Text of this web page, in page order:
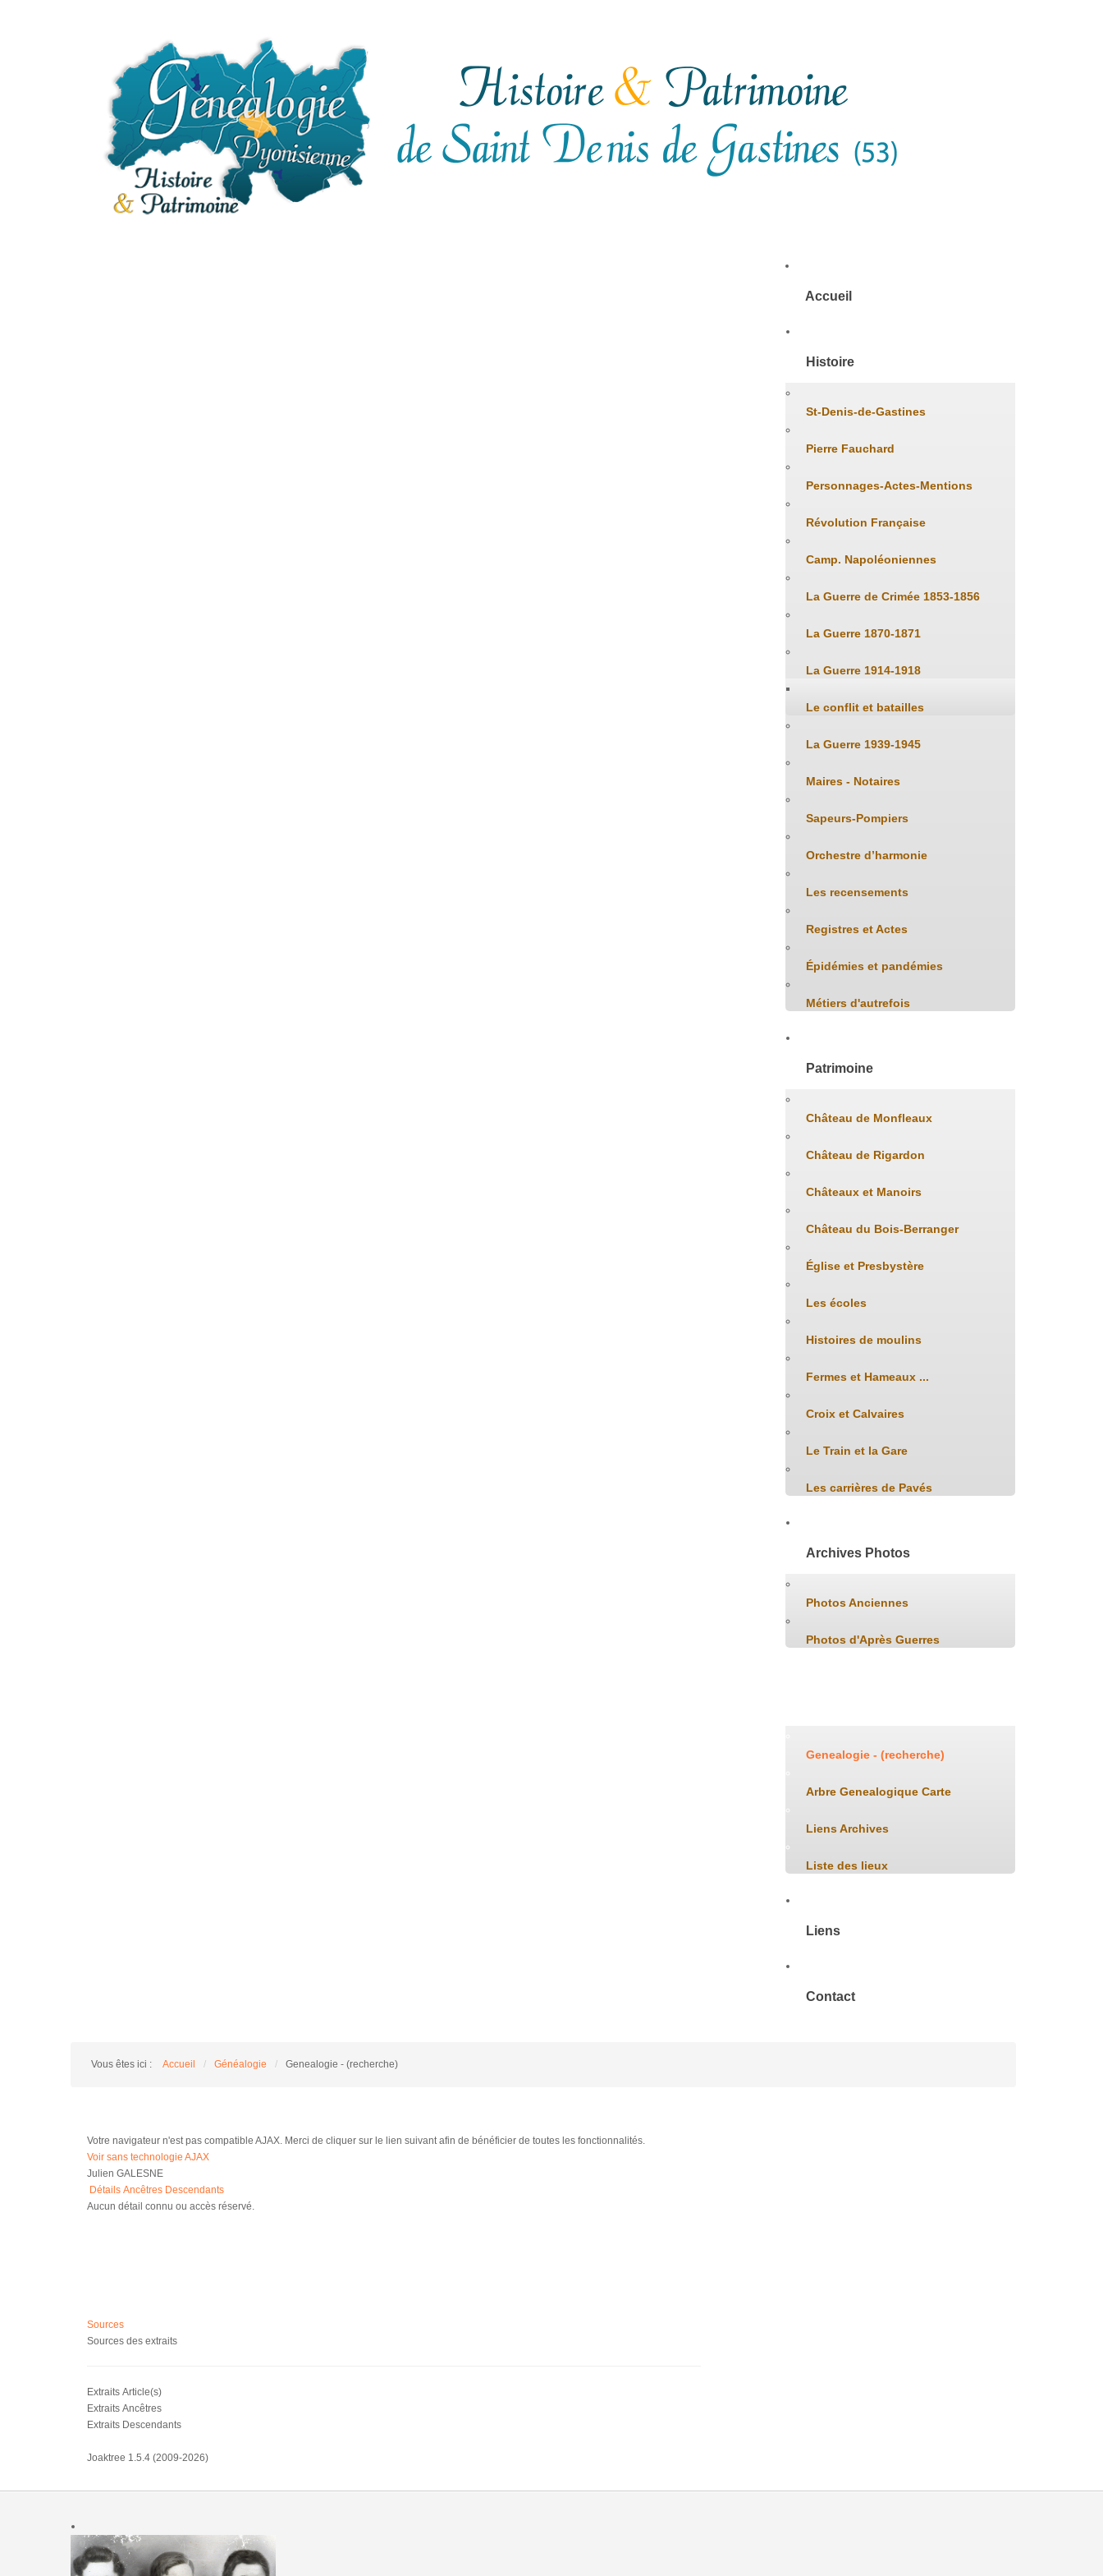
Accueil
Histoire
St-Denis-de-Gastines
Pierre Fauchard
Personnages-Actes-Mentions
Révolution Française
Camp. Napoléoniennes
La Guerre de Crimée 1853-1856
La Guerre 1870-1871
La Guerre 1914-1918
Le conflit et batailles
La Guerre 1939-1945
Maires - Notaires
Sapeurs-Pompiers
Orchestre d’harmonie
Les recensements
Registres et Actes
Épidémies et pandémies
Métiers d'autrefois
Patrimoine
Château de Monfleaux
Château de Rigardon
Châteaux et Manoirs
Château du Bois-Berranger
Église et Presbystère
Les écoles
Histoires de moulins
Fermes et Hameaux ...
Croix et Calvaires
Le Train et la Gare
Les carrières de Pavés
Archives Photos
Photos Anciennes
Photos d'Après Guerres
Genealogie - (recherche)
Arbre Genealogique Carte
Liens Archives
Liste des lieux
Liens
Contact
Vous êtes ici : Accueil / Généalogie / Genealogie - (recherche)
Votre navigateur n'est pas compatible AJAX. Merci de cliquer sur le lien suivant afin de bénéficier de toutes les fonctionnalités.
Voir sans technologie AJAX
Julien GALESNE
Détails Ancêtres Descendants
Aucun détail connu ou accès réservé.
Sources
Sources des extraits
Extraits Article(s)
Extraits Ancêtres
Extraits Descendants
Joaktree 1.5.4 (2009-2026)